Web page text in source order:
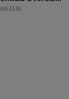
17,15 EUR
EURAktionspreis: